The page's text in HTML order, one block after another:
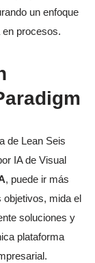
un enfoque
en procesos.
de Lean Seis
IA de Visual
, puede ir más
objetivos, mida el
soluciones y
plataforma